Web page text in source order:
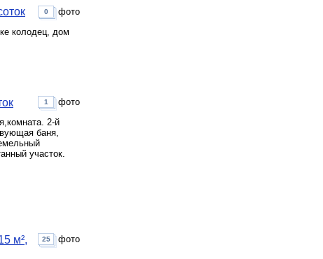
колодец, дом
0 фото
2-й
баня,
участок.
1 фото
м²,
25 фото